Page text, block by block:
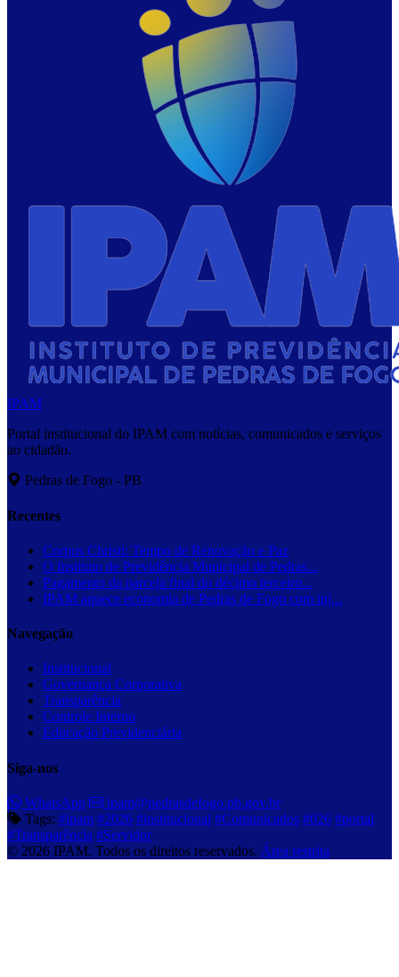
IPAM
Portal institucional do IPAM com notícias, comunicados e serviços
ao cidadão.
Pedras de Fogo - PB
Recentes
Corpus Christi: Tempo de Renovação e Paz
O Instituto de Previdência Municipal de Pedras...
Pagamento da parcela final do décimo terceiro...
IPAM aquece economia de Pedras de Fogo com inj...
Navegação
Institucional
Governança Corporativa
Transparência
Controle Interno
Educação Previdenciária
Siga-nos
WhatsApp
ipam@pedrasdefogo.pb.gov.br
Tags: #ipam #2026 #institucional #Comunicados #026 #portal
#Transparência #Servidor
© 2026 IPAM. Todos os direitos reservados. Área restrita